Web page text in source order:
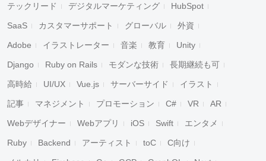
テックリード デジタルマーケティング HubSpot
SaaS カスタマーサポート グローバル 外資
Adobe イラストレーター 音楽 教育 Unity
Django Ruby on Rails モダンな技術 長期継続も可
高時給 UI/UX Vue.js サーバーサイド イラスト
記事 マネジメント プロモーション C# VR AR
Webデザイナー Webアプリ iOS Swift エンタメ
Ruby Backend アーティスト toC C向け